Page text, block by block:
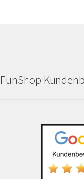
FunShop